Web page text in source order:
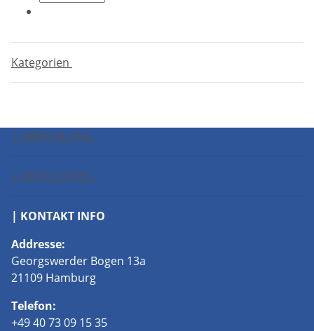
Kategorien
| ABWICKLUNG
| RECHTLICHES
| KONTAKT INFO
Addresse:
Georgswerder Bogen 13a
21109 Hamburg
Telefon:
+49 40 73 09 15 35